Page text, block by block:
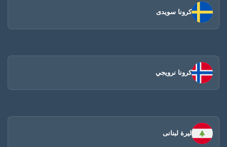
كرونا سويدى
كرونا نرويجي
ليرة لبنانى